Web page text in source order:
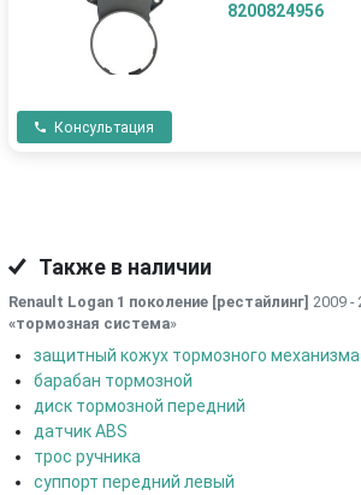
8200824956
Консультация
Также в наличии
Renault Logan 1 поколение [рестайлинг] 2009 -
«тормозная система»
защитный кожух тормозного механизма
барабан тормозной
диск тормозной передний
датчик ABS
трос ручника
суппорт передний левый